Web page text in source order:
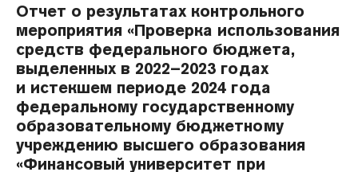
Отчет о результатах контрольного
мероприятия «Проверка использования
средств федерального бюджета,
выделенных в 2022–2023 годах
и истекшем периоде 2024 года
федеральному государственному
образовательному бюджетному
учреждению высшего образования
«Финансовый университет при